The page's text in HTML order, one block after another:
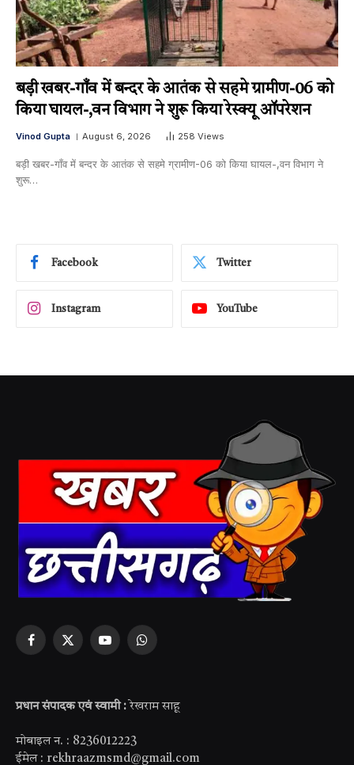
बड़ी खबर-गाँव में बन्दर के आतंक से सहमे ग्रामीण-06 को
किया घायल-,वन विभाग ने शुरू किया रेस्क्यू ऑपरेशन
Vinod Gupta August 6, 2026 258 Views
बड़ी खबर-गाँव में बन्दर के आतंक से सहमे ग्रामीण-06 को किया घायल-,वन विभाग ने
शुरू…
Facebook Twitter
Instagram YouTube
Facebook
X
YouTubeWhatsApp
प्रधान संपादक एवं स्वामी : रेखराम साहू
मोबाइल न. : 8236012223
ईमेल : rekhraazmsmd@gmail.com